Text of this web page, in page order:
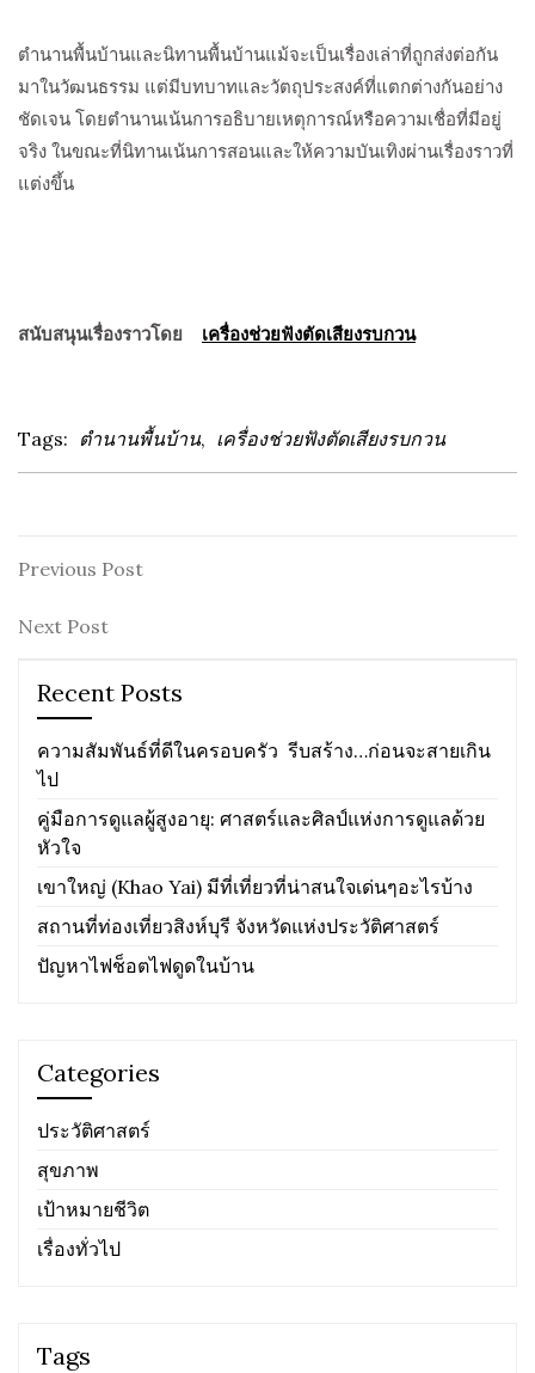
ตำนานพื้นบ้านและนิทานพื้นบ้านแม้จะเป็นเรื่องเล่าที่ถูกส่งต่อกัน
มาในวัฒนธรรม แต่มีบทบาทและวัตถุประสงค์ที่แตกต่างกันอย่าง
ชัดเจน โดยตำนานเน้นการอธิบายเหตุการณ์หรือความเชื่อที่มีอยู่
จริง ในขณะที่นิทานเน้นการสอนและให้ความบันเทิงผ่านเรื่องราวที่
แต่งขึ้น
สนับสนุนเรื่องราวโดย เครื่องช่วยฟังตัดเสียงรบกวน
Tags: ตำนานพื้นบ้าน, เครื่องช่วยฟังตัดเสียงรบกวน
Post
navigation
Previous
Previous Post
Next
Next Post
Recent Posts
ความสัมพันธ์ที่ดีในครอบครัว รีบสร้าง…ก่อนจะสายเกิน
ไป
คู่มือการดูแลผู้สูงอายุ: ศาสตร์และศิลป์แห่งการดูแลด้วย
หัวใจ
เขาใหญ่ (Khao Yai) มีที่เที่ยวที่น่าสนใจเด่นๆอะไรบ้าง
สถานที่ท่องเที่ยวสิงห์บุรี จังหวัดแห่งประวัติศาสตร์
ปัญหาไฟช็อตไฟดูดในบ้าน
Categories
ประวัติศาสตร์
สุขภาพ
เป้าหมายชีวิต
เรื่องทั่วไป
Tags